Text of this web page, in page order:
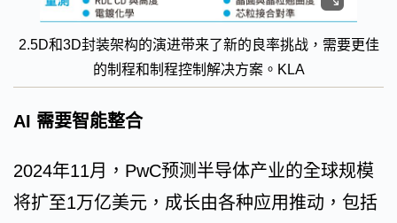
2.5D和3D封装架构的演进带来了新的良率挑战，需要更佳
的制程和制程控制解决方案。KLA
AI 需要智能整合
2024年11月，PwC预测半导体产业的全球规模
将扩至1万亿美元，成长由各种应用推动，包括